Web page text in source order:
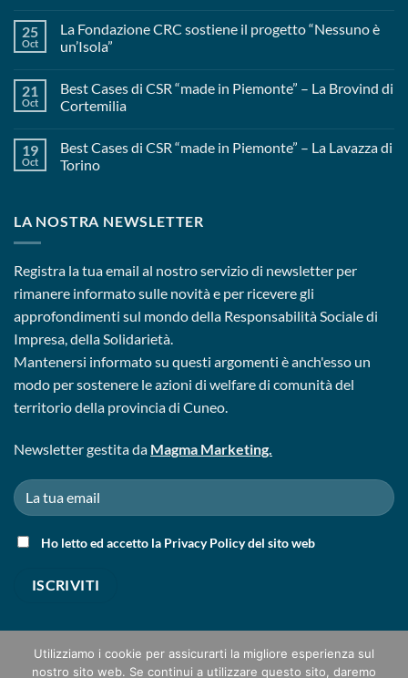
25
Oct
La Fondazione CRC sostiene il progetto “Nessuno è
un’Isola”
21
Oct
Best Cases di CSR “made in Piemonte” – La Brovind di
Cortemilia
19
Oct
Best Cases di CSR “made in Piemonte” – La Lavazza di
Torino
LA NOSTRA NEWSLETTER
Registra la tua email al nostro servizio di newsletter per
rimanere informato sulle novità e per ricevere gli
approfondimenti sul mondo della Responsabilità Sociale di
Impresa, della Solidarietà.
Mantenersi informato su questi argomenti è anch'esso un
modo per sostenere le azioni di welfare di comunità del
territorio della provincia di Cuneo.
Newsletter gestita da Magma Marketing.
Ho letto ed accetto la Privacy Policydel sito web
Utilizziamo i cookie per assicurarti la migliore esperienza sul
nostro sito web. Se continui a utilizzare questo sito, daremo